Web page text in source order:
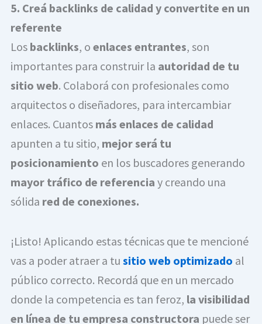
5. Creá backlinks de calidad y convertite en un
referente
Los backlinks, o enlaces entrantes, son
importantes para construir la autoridad de tu
sitio web. Colaborá con profesionales como
arquitectos o diseñadores, para intercambiar
enlaces. Cuantos más enlaces de calidad
apunten a tu sitio, mejor será tu
posicionamiento en los buscadores generando
mayor tráfico de referencia y creando una
sólida red de conexiones.
¡Listo! Aplicando estas técnicas que te mencioné
vas a poder atraer a tu sitio web optimizado al
público correcto. Recordá que en un mercado
donde la competencia es tan feroz, la visibilidad
en línea de tu empresa constructora puede ser